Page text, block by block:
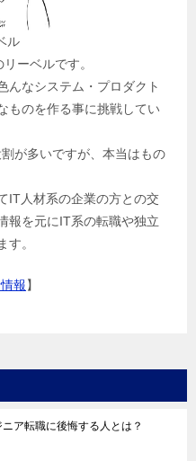
ル
ーベルです。
んなシステム・プロダクト
ものを作る事に挑戦してい
が多いですが、本当はもの
IT人材系の企業の方との交
報を元にIT系の転職や独立
す。
報】
ア転職に後悔する人とは？